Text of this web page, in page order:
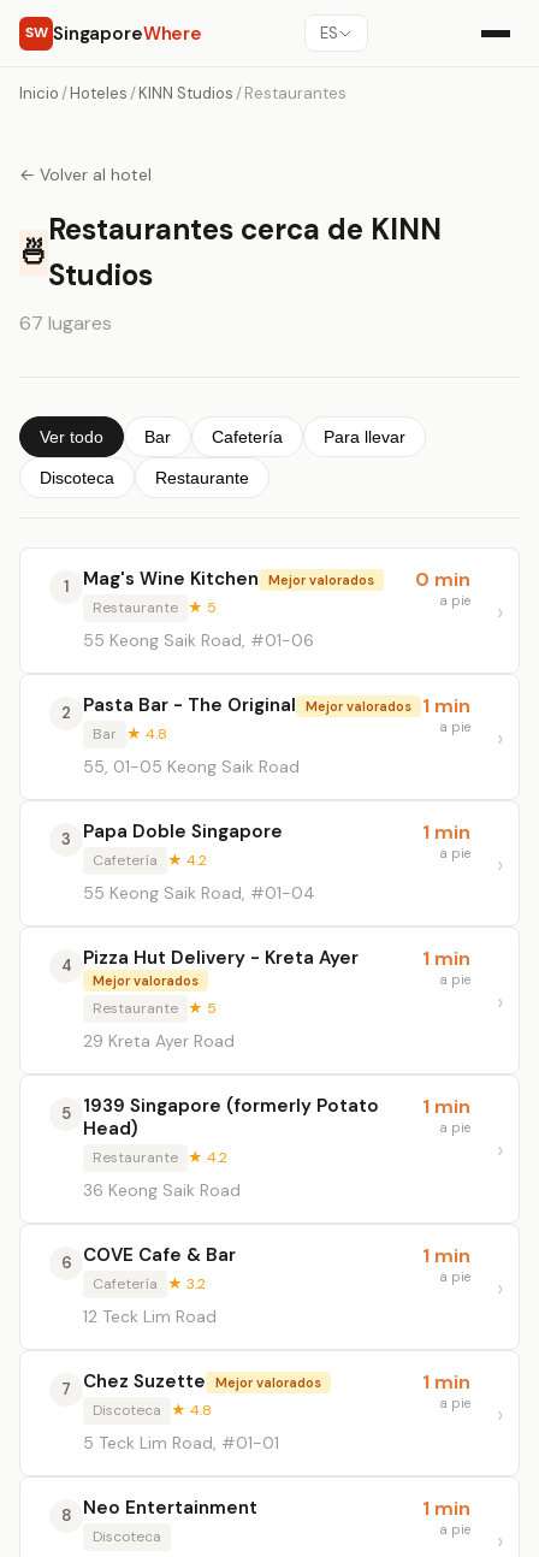
SW SingaporeWhere ES
Inicio /Hoteles /KINN Studios /Restaurantes
← Volver al hotel
🍜
Restaurantes cerca de KINN
Studios
67 lugares
Ver todo Bar Cafetería Para llevar
Discoteca Restaurante
1 Mag's Wine Kitchen Mejor valorados
Restaurante ★ 5
55 Keong Saik Road, #01-06
0 min
a pie
2 Pasta Bar - The Original Mejor valorados
Bar ★ 4.8
55, 01-05 Keong Saik Road
1 min
a pie
3 Papa Doble Singapore
Cafetería ★ 4.2
55 Keong Saik Road, #01-04
1 min
a pie
4 Pizza Hut Delivery - Kreta Ayer
Mejor valorados
Restaurante ★ 5
29 Kreta Ayer Road
1 min
a pie
5
1939 Singapore (formerly Potato
Head)
Restaurante ★ 4.2
36 Keong Saik Road
1 min
a pie
6 COVE Cafe & Bar
Cafetería ★ 3.2
12 Teck Lim Road
1 min
a pie
7 Chez Suzette Mejor valorados
Discoteca ★ 4.8
5 Teck Lim Road, #01-01
1 min
a pie
8 Neo Entertainment
Discoteca
1 min
a pie